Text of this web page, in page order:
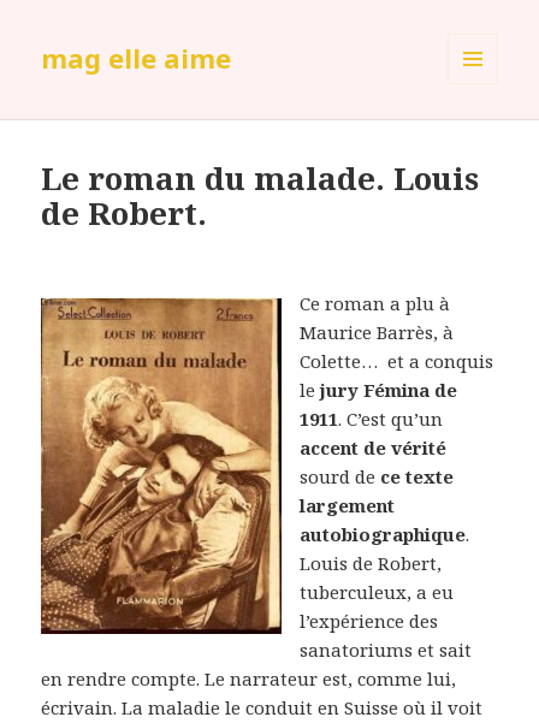
mag elle aime
Le roman du malade. Louis
de Robert.
Ce roman a plu à
Maurice Barrès, à
Colette… et a conquis
le jury Fémina de
1911. C’est qu’un
accent de vérité
sourd de ce texte
largement
autobiographique.
Louis de Robert,
tuberculeux, a eu
l’expérience des
sanatoriums et sait
en rendre compte. Le narrateur est, comme lui,
écrivain. La maladie le conduit en Suisse où il voit